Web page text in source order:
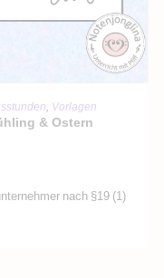
, Vorlagen
& Ostern
nach §19 (1)